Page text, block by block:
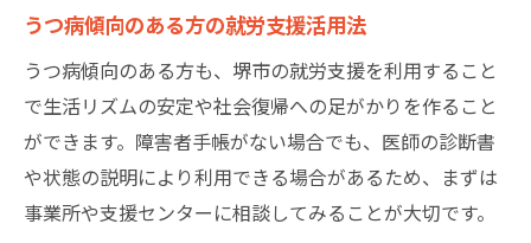
うつ病傾向のある方の就労支援活用法
うつ病傾向のある方も、堺市の就労支援を利用すること
で生活リズムの安定や社会復帰への足がかりを作ること
ができます。障害者手帳がない場合でも、医師の診断書
や状態の説明により利用できる場合があるため、まずは
事業所や支援センターに相談してみることが大切です。